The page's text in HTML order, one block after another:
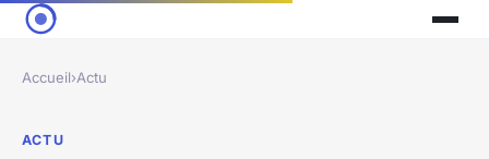
Accueil›Actu
ACTU